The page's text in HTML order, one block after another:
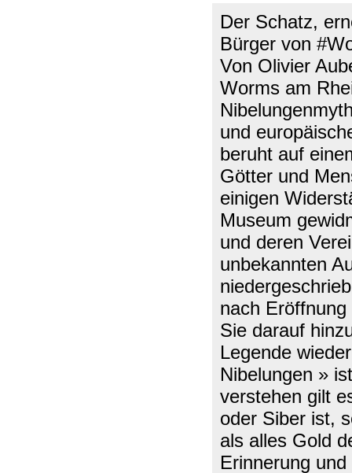
Der Schatz,
Bürger von
Von Olivier
Worms am
und
beruht auf
Götter und
einigen
Museum
und deren
unbekannten
nach
Sie darauf
Legende
Nibelungen »
verstehen gilt
oder Siber ist,
als alles Gold
Erinnerung